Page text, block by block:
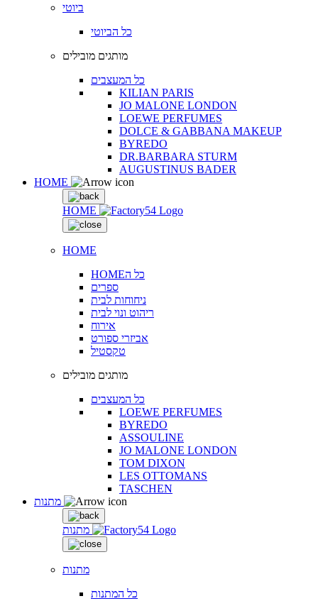
ביוטי
כל הביוטי
מותגים מובילים
כל המעצבים
KILIAN PARIS
JO MALONE LONDON
LOEWE PERFUMES
DOLCE & GABBANA MAKEUP
BYREDO
DR.BARBARA STURM
AUGUSTINUS BADER
HOME
HOME
HOME
HOMEכל ה
ספרים
ניחוחות לבית
ריהוט ונוי לבית
אירוח
אביזרי ספורט
טקסטיל
מותגים מובילים
כל המעצבים
LOEWE PERFUMES
BYREDO
ASSOULINE
JO MALONE LONDON
TOM DIXON
LES OTTOMANS
TASCHEN
מתנות
מתנות
כל המתנות